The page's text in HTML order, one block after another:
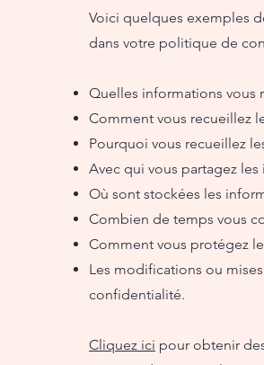
Voici quelques exemples
dans votre politique de
Quelles informations vous
Comment vous recueillez
Pourquoi vous recueillez
Avec qui vous partagez
Où sont stockées les
Combien de temps vous
Comment vous protégez
Les modifications ou
confidentialité.
Cliquez ici pour obtenir